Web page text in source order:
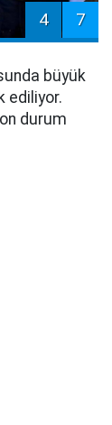
4 7
büyük
ediliyor.
durum